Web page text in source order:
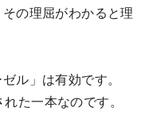
の理屈がわかると理
ル」は有効です。
た一本なのです。